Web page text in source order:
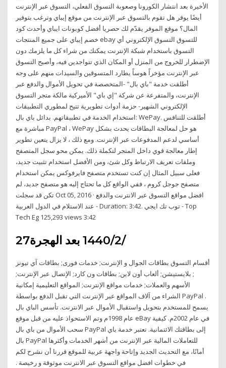
الأخيرة بعد انتشار الكورونا وصعوبة التسوق الفعلي، التسوق عبر الإنترنت
أيضًا يوفر هل تقوم بالتسوق عبر الإنترنت من موقع إيباي وترغب بتوفير
المال؟ موقع الموفر يقدّم لك حصريا أفضل كوبونات ايباي وأحدث كود
خصم إيباي على جميع المنتجات ebay للتسوق التسوق الإلكتروني أي
التسوق باستخدام شبكة الإنترنت يمكنك من شراء كل ما يلزمك دون
الإضطرار للخروج من المنزل أو المكان الذي تتواجدين فيه، وأصبح التسوق
عبر الإنترنت مؤخراً هوساً يطارد المتسوقين والسيدات منهم على وجه
أطلقت خدمة "باي بال" -المتخصصة في تحويل الأموال والدفع عبر
الإنترنت، والمتفرعة عن شركة "إي باي" الأميركية مالكة متجر التسوق
الإلكتروني الشهير- حزمة أدوات تطويرية تتيح لمطوري التطبيقات
استخدام الخدمة في تطبيقاتهم. بدائل باي بال: WePay. أطلقت للتنافس
مباشرة مع PayPal ، WePay هو حل لمعالجة البطاقات يحدث بشكل
أساسي لدعم المدفوعات عبر الإنترنت. ومع ذلك ، لا يزال يتعين تطوير
إطار معالجة قوي داخل المتجر لتكملة ذلك. يمكن محو سجل المتصفح
وملفات تعريف الارتباط وكل شئ، ومن الأفضل استخدام تثبيت جديد،
فعلى سبيل المثال إن كنت تستخدم متصفح فايرفوكس يمكن استخدام
متصفح جوجل كروم ، ففي الواقع كل ما تحتاج إليه هو متصفح جديد، لم
تكن قد سجلت Oct 05, 2016 · افضل مواقع التسوق عبر الانترنت والدفع
عند الاستلام في الدول العربية - Duration: 3:42. توب تك ايجي - Top
Tech Eg 125,293 views 3:42
27‏‏/2‏‏/1440 بعد الهجرة
أقسام التسوق بطاقات الجوال و الإنترنت; خدمات فورى; بطاقات آي تيونز
; بلايستيشن; ألعاب أون لاين; بطاقات ون كارد; الإتصال عبر الإنترنت;
الأسهم والعملات; خدمات مواقع الإنترنت; المواقع التعليمية إمكانية
الشراء من آلاف المواقع عبر الإنترنت التي تقبل الدفع بواسطة PayPal .
يسمح للمستخدم بتحويل واستقبال الأموال عبر الانترنت. تأسس الباي بال
عام 1998م وتم الاستحواذ عليه من قبل موقع eBay في عام 2002م. كيفية
سحب الأموال من باي بال PayPal إلى بطاقتك الائتمانية. تعتبر خدمة باي
بال PayPal للتعاملات المالية عبر الإنترنت من أشهر الخدمات وأكثرها
أمانًا، مع التحديث الجديد وإتاحة واجهة عربية للموقع قررنا أن نشرح لكم
في خطوات افضل مواقع التسوق عبر الانترنت موثوقة و رخيصة .